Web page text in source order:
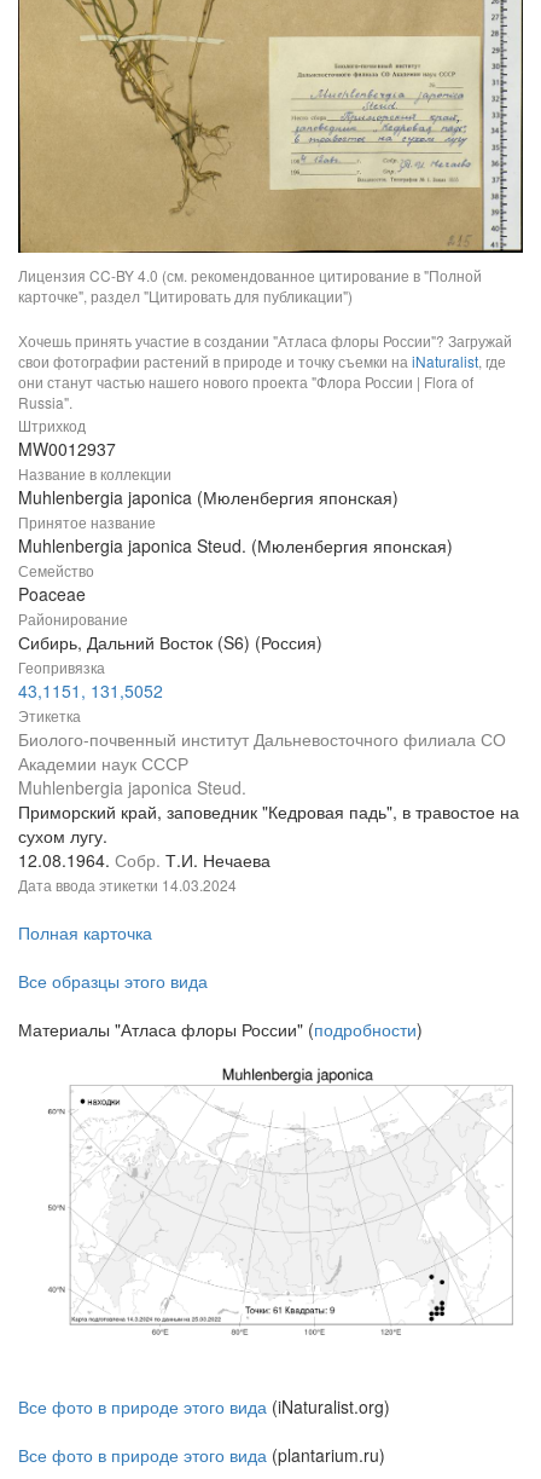
Лицензия CC-BY 4.0 (см. рекомендованное цитирование в "Полной
карточке", раздел "Цитировать для публикации")
Хочешь принять участие в создании "Атласа флоры России"? Загружай
свои фотографии растений в природе и точку съемки на iNaturalist, где
они станут частью нашего нового проекта "Флора России | Flora of
Russia".
Штрихкод
MW0012937
Название в коллекции
Muhlenbergia japonica (Мюленбергия японская)
Принятое название
Muhlenbergia japonica Steud. (Мюленбергия японская)
Семейство
Poaceae
Районирование
Сибирь, Дальний Восток (S6) (Россия)
Геопривязка
43,1151, 131,5052
Этикетка
Биолого-почвенный институт Дальневосточного филиала СО
Академии наук СССР
Muhlenbergia japonica Steud.
Приморский край, заповедник "Кедровая падь", в травостое на
сухом лугу.
12.08.1964. Собр. Т.И. Нечаева
Дата ввода этикетки 14.03.2024
Полная карточка
Все образцы этого вида
Материалы "Атласа флоры России" (подробности)
Все фото в природе этого вида (iNaturalist.org)
Все фото в природе этого вида (plantarium.ru)